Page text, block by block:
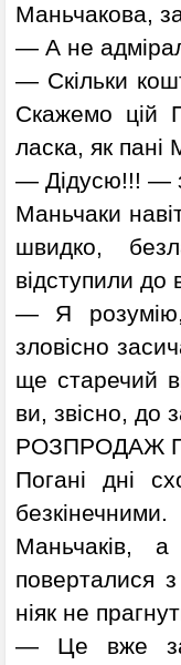
Маньчакова,
— А не
— Скільки
Скажемо цій
ласка, як пані
— Дідусю!!! —
Маньчаки
швидко,
відступили до
— Я
зловісно
ще старечий
ви, звісно, до
РОЗПРОДАЖ
Погані дні
Маньчаків,
поверталися
ніяк не
— Це вже